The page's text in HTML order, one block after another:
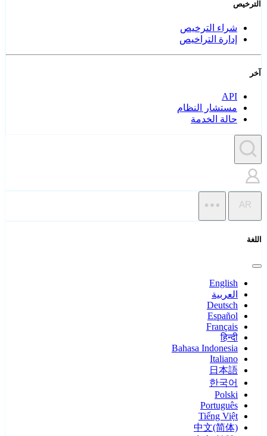
الترخيص
شراء الترخيص
إدارة التراخيص
آخر
API
مستشار النظام
حالة الخدمة
AR
اللغة
English
العربية
Deutsch
Español
Français
हिन्दी
Bahasa Indonesia
Italiano
日本語
한국어
Polski
Português
Tiếng Việt
中文(简体)